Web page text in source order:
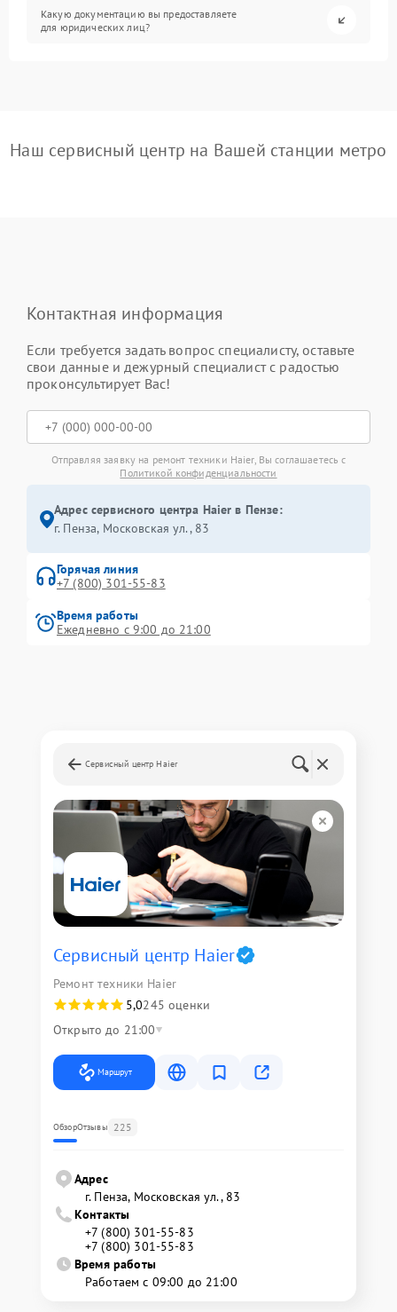
Какую документацию вы предоставляете
для юридических лиц?
Наш сервисный центр на Вашей станции метро
Контактная информация
Если требуется задать вопрос специалисту, оставьте
свои данные и дежурный специалист с радостью
проконсультирует Вас!
Отправляя заявку на ремонт техники Haier, Вы соглашаетесь с
Политикой конфиденциальности
Адрес сервисного центра Haier в Пензе:
г. Пенза, Московская ул., 83
Горячая линия
+7 (800) 301-55-83
Время работы
Ежедневно с 9:00 до 21:00
Сервисный центр Haier
Сервисный центр Haier
Ремонт техники Haier
5,0245 оценки
Открыто до 21:00
Маршрут
ОбзорОтзывы 225
Адрес
г. Пенза, Московская ул., 83
Контакты
+7 (800) 301-55-83
+7 (800) 301-55-83
Время работы
Работаем с 09:00 до 21:00